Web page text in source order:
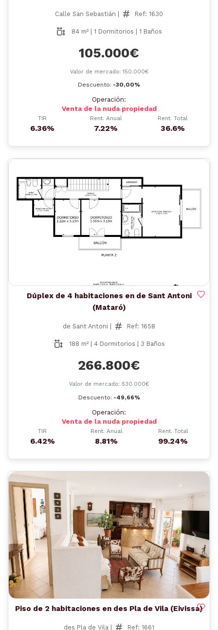
Calle San Sebastián | Ref: 1630
84 m² | 1 Dormitorios | 1 Baños
105.000€
Valor de mercado: 150.000€
Descuento: -30,00%
Operación:
Venta de la nuda propiedad
TIR
6.36%
Rent. Anual
7.22%
Rent. Total
36.6%
Dúplex de 4 habitaciones en de Sant Antoni
(Mataró)
de Sant Antoni | Ref: 1658
188 m² | 4 Dormitorios | 3 Baños
266.800€
Valor de mercado: 530.000€
Descuento: -49,66%
Operación:
Venta de la nuda propiedad
TIR
6.42%
Rent. Anual
8.81%
Rent. Total
99.24%
Anterior
Piso de 2 habitaciones en des Pla de Vila (Eivissa)
des Pla de Vila | Ref: 1661